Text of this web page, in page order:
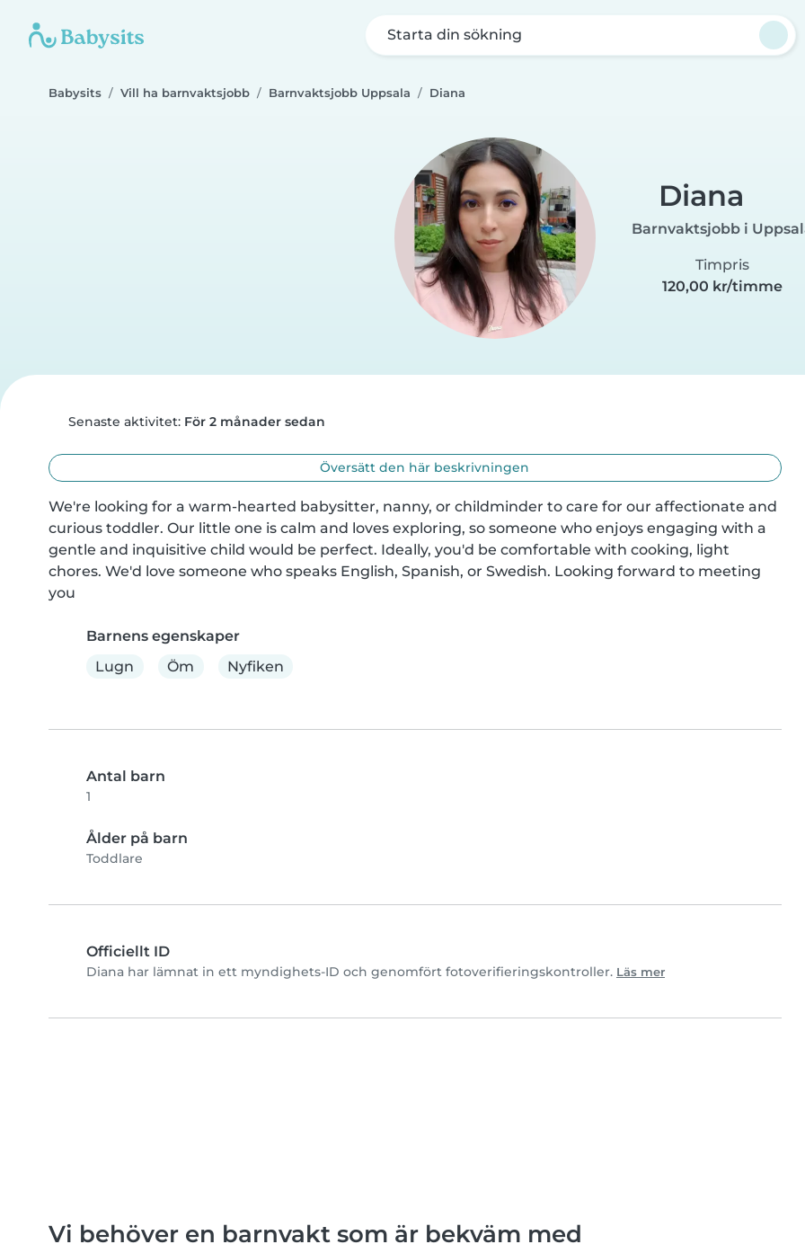
Starta din sökning
Babysits Vill ha barnvaktsjobb Barnvaktsjobb Uppsala Diana
Diana
Barnvaktsjobb i
Timpris
120,00 kr/timme
Senaste aktivitet: För 2 månader sedan
Översätt den här beskrivningen
We're looking for a warm-hearted babysitter, nanny, or childminder to care for our affectionate and
curious toddler. Our little one is calm and loves exploring, so someone who enjoys engaging with a
gentle and inquisitive child would be perfect. Ideally, you'd be comfortable with cooking, light
chores. We'd love someone who speaks English, Spanish, or Swedish. Looking forward to meeting
you
Barnens egenskaper
Lugn
Öm Nyfiken
Antal barn
1
Ålder på barn
Toddlare
Officiellt ID
Diana har lämnat in ett myndighets-ID och genomfört fotoverifieringskontroller. Läs mer
Vi behöver en barnvakt som är bekväm med